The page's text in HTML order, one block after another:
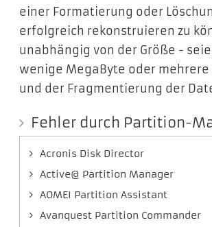
einer Formatierung oder
erfolgreich rekonstruieren zu
unabhängig von der Größe -
wenige MegaByte oder mehrere
und der Fragmentierung der
Fehler durch Partition-
Acronis Disk Director
Active@ Partition Manager
AOMEI Partition Assistant
Avanquest Partition Commander